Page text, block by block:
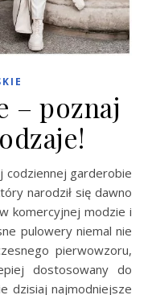
– poznaj
narodził się dawno
komercyjnej modzie i
pulowery niemal nie
pierwowzoru,
dostosowany do
dzisiaj najmodniejsze